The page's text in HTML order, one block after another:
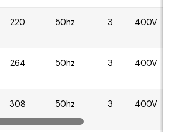
220 50hz 3 400V
264 50hz 3 400V
308 50hz 3 400V